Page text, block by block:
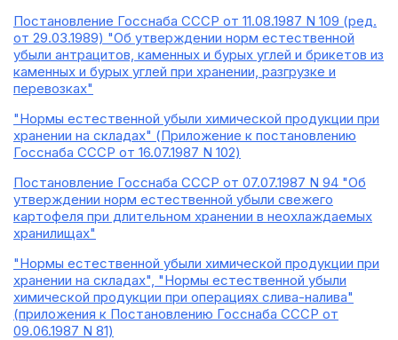
Постановление Госснаба СССР от 11.08.1987 N 109 (ред.
от 29.03.1989) "Об утверждении норм естественной
убыли антрацитов, каменных и бурых углей и брикетов из
каменных и бурых углей при хранении, разгрузке и
перевозках"
"Нормы естественной убыли химической продукции при
хранении на складах" (Приложение к постановлению
Госснаба СССР от 16.07.1987 N 102)
Постановление Госснаба СССР от 07.07.1987 N 94 "Об
утверждении норм естественной убыли свежего
картофеля при длительном хранении в неохлаждаемых
хранилищах"
"Нормы естественной убыли химической продукции при
хранении на складах", "Нормы естественной убыли
химической продукции при операциях слива-налива"
(приложения к Постановлению Госснаба СССР от
09.06.1987 N 81)